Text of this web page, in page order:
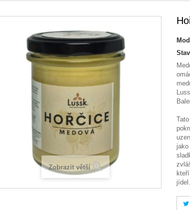
Zobrazit větší
Stav
jídel.